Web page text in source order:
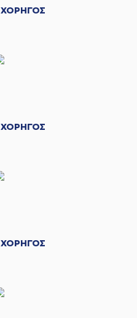
ΧΟΡΗΓΟΣ
ΧΟΡΗΓΟΣ
ΧΟΡΗΓΟΣ